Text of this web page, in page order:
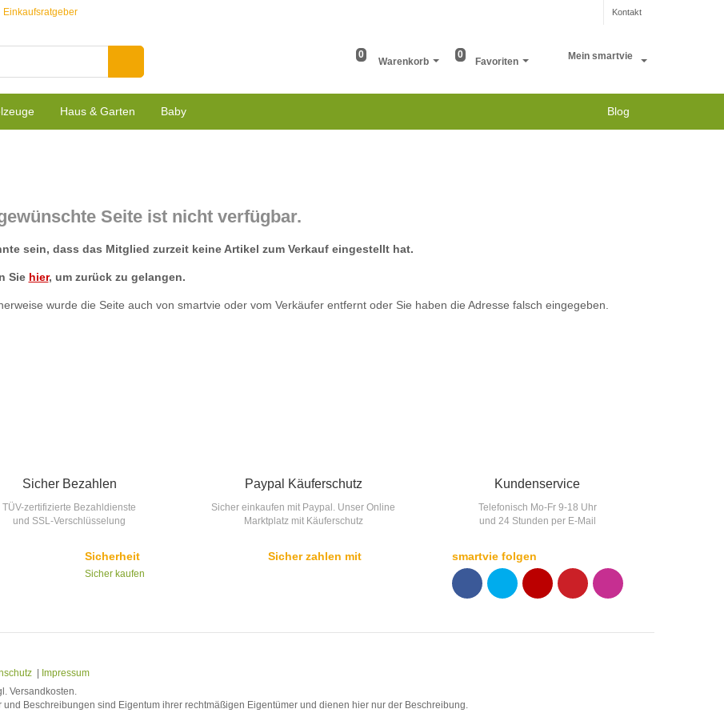
Einkaufsratgeber Kontakt
Warenkorb
0 0
Favoriten Mein smartvie
Haus & Garten Baby Blog
Seite ist nicht verfügbar.
sein, dass das Mitglied zurzeit keine Artikel zum Verkauf eingestellt hat.
Sie hier, um zurück zu gelangen.
wurde die Seite auch von smartvie oder vom Verkäufer entfernt oder Sie haben die Adresse falsch eingegeben.
Sicher Bezahlen
TÜV-zertifizierte Bezahldienste
und SSL-Verschlüsselung
Paypal Käuferschutz
Sicher einkaufen mit Paypal. Unser Online
Marktplatz mit Käuferschutz
Kundenservice
Telefonisch Mo-Fr 9-18 Uhr
und 24 Stunden per E-Mail
Sicherheit
Sicher kaufen
Sicher zahlen mit smartvie folgen
Impressum
Versandkosten.
Beschreibungen sind Eigentum ihrer rechtmäßigen Eigentümer und dienen hier nur der Beschreibung.